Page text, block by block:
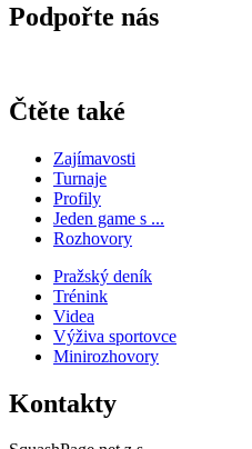
Podpořte nás
Čtěte také
Zajímavosti
Turnaje
Profily
Jeden game s ...
Rozhovory
Pražský deník
Trénink
Videa
Výživa sportovce
Minirozhovory
Kontakty